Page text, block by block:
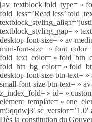
[av_textblock fold_type= »
fold_less=’Read less’
textblock_styling_gap= »
desktop-font-size= » av-
mini-font-size= »
fold_text_color= »
fold_btn_bg_color= »
desktop-font-size-btn-text=
small-font-size-btn-text= »
z_index_fold= » id= »
element_template= »
m5qqdwj3′
Dès la constitution du